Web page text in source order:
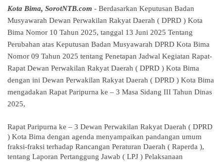
Kota Bima, SorotNTB.com - Berdasarkan Keputusan Badan
Musyawarah Dewan Perwakilan Rakyat Daerah ( DPRD ) Kota
Bima Nomor 10 Tahun 2025, tanggal 13 Juni 2025 Tentang
Perubahan atas Keputusan Badan Musyawarah DPRD Kota Bima
Nomor 09 Tahun 2025 tentang Penetapan Jadwal Kegiatan Rapat-
Rapat Dewan Perwakilan Rakyat Daerah ( DPRD ) Kota Bima
dengan ini Dewan Perwakilan Rakyat Daerah ( DPRD ) Kota Bima
mengadakan Rapat Paripurna ke – 3 Masa Sidang III Tahun Dinas
2025,
Rapat Paripurna ke – 3 Dewan Perwakilan Rakyat Daerah ( DPRD
) Kota Bima dengan agenda menyampaikan pandangan umum
fraksi-fraksi terhadap Rancangan Peraturan Daerah ( Raperda ),
tentang Laporan Pertanggung Jawab ( LPJ ) Pelaksanaan